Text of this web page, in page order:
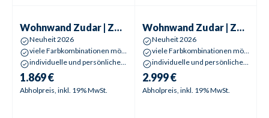
Wohnwand Zudar | Zander
Neuheit 2026
viele Farbkombinationen möglich
individuelle und persönliche 3D-Planung
1.869 €
Abholpreis, inkl. 19% MwSt.
Wohnwand Zudar | Zander
Neuheit 2026
viele Farbkombinationen möglich
individuelle und persönliche 3D-Planung
2.999 €
Abholpreis, inkl. 19% MwSt.